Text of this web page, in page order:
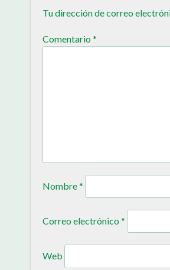
Tu dirección de correo
Comentario*
Nombre*
Correo electrónico*
Web